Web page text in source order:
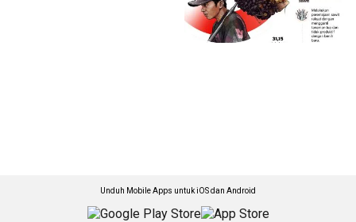
Unduh Mobile Apps untuk iOS dan Android